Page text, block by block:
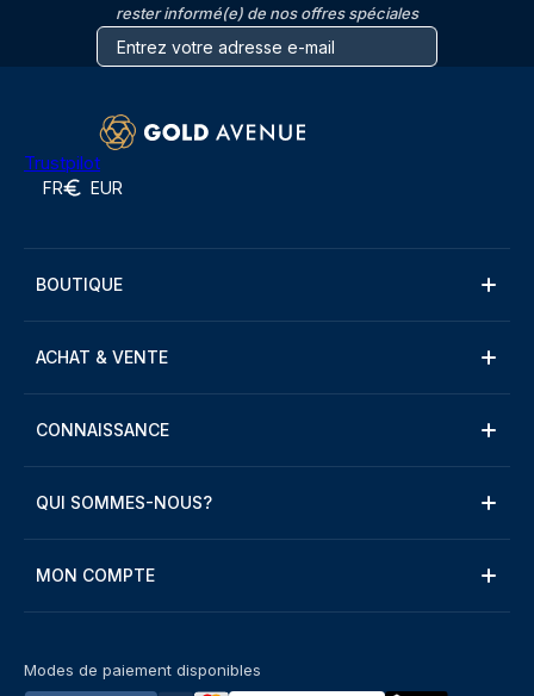
rester informé(e) de nos offres spéciales
Trustpilot
FR EUR
BOUTIQUE
ACHAT & VENTE
CONNAISSANCE
QUI SOMMES-NOUS?
MON COMPTE
Modes de paiement disponibles